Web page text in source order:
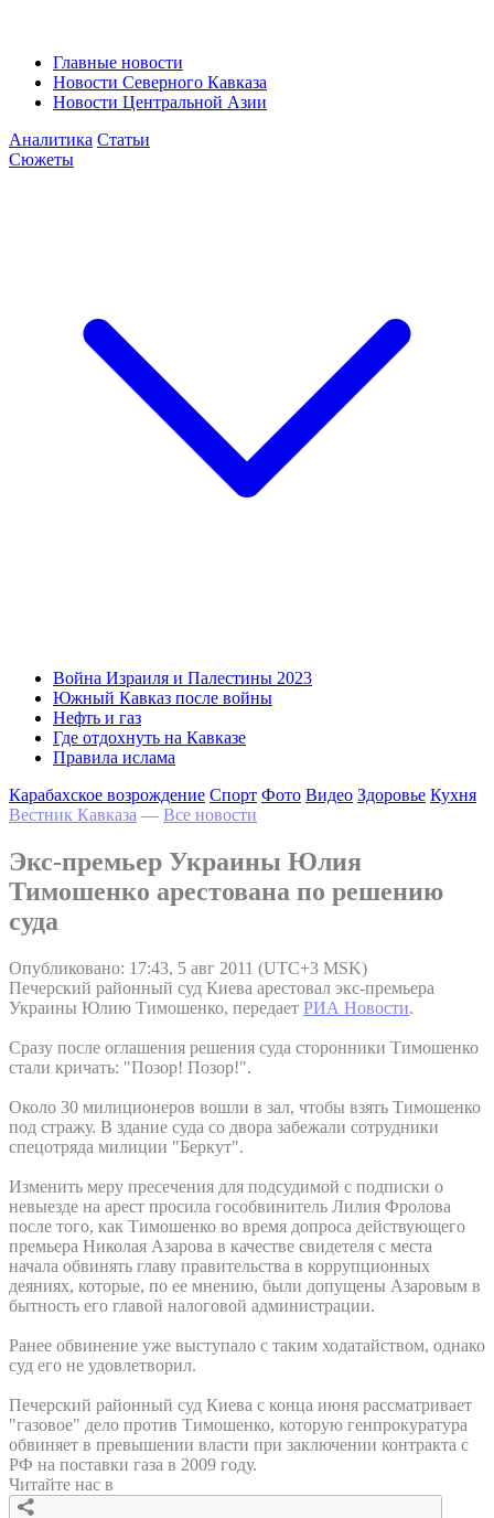
Главные новости
Новости Северного Кавказа
Новости Центральной Азии
Аналитика Статьи
Сюжеты
Война Израиля и Палестины 2023
Южный Кавказ после войны
Нефть и газ
Где отдохнуть на Кавказе
Правила ислама
Карабахское возрождение Спорт Фото Видео Здоровье Кухня
Вестник Кавказа — Все новости
Экс-премьер Украины Юлия
Тимошенко арестована по решению
суда
Опубликовано: 17:43, 5 авг 2011 (UTC+3 MSK)
Печерский районный суд Киева арестовал экс-премьера
Украины Юлию Тимошенко, передает РИА Новости.
Сразу после оглашения решения суда сторонники Тимошенко
стали кричать: "Позор! Позор!".
Около 30 милиционеров вошли в зал, чтобы взять Тимошенко
под стражу. В здание суда со двора забежали сотрудники
спецотряда милиции "Беркут".
Изменить меру пресечения для подсудимой с подписки о
невыезде на арест просила гособвинитель Лилия Фролова
после того, как Тимошенко во время допроса действующего
премьера Николая Азарова в качестве свидетеля с места
начала обвинять главу правительства в коррупционных
деяниях, которые, по ее мнению, были допущены Азаровым в
бытность его главой налоговой администрации.
Ранее обвинение уже выступало с таким ходатайством, однако
суд его не удовлетворил.
Печерский районный суд Киева с конца июня рассматривает
"газовое" дело против Тимошенко, которую генпрокуратура
обвиняет в превышении власти при заключении контракта с
РФ на поставки газа в 2009 году.
Читайте нас в